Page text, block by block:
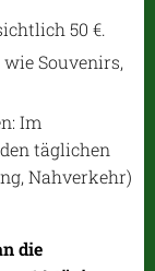
50 €.
Souvenirs,
Im
täglichen
Nahverkehr)
die